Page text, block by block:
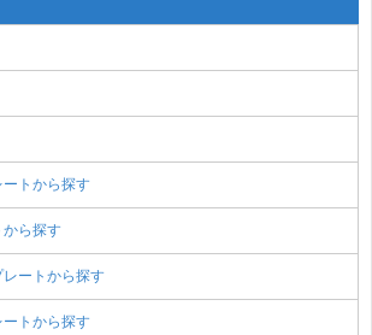
トから探す
から探す
ートから探す
トから探す